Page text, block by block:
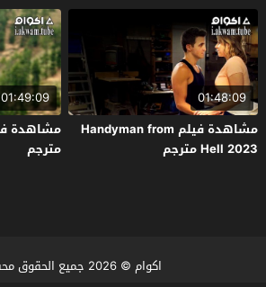
01:48:09
مشاهدة فيلم Handyman from
Hell 2023 مترجم
01:49:09
مترجم
اكوام © 2026 جميع الحقوق محفوظة.